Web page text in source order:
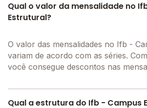
Qual o valor da mensalidade no
Estrutural?
O valor das mensalidades no Ifb -
variam de acordo com as séries.
você consegue descontos nas
Qual a estrutura do Ifb - Campus